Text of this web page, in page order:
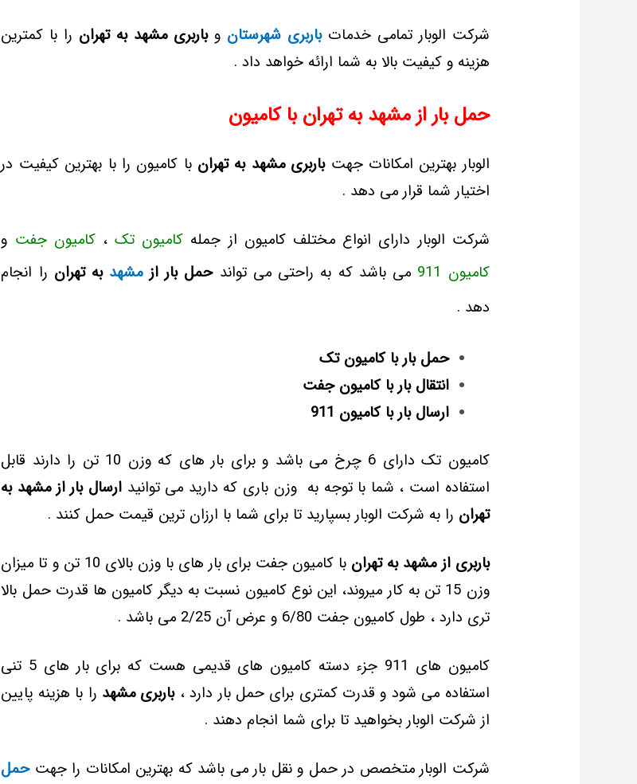
شرکت الوبار تمامی خدماتباربری شهرستان وباربری مشهد به تهران را با کمترین
هزینه و کیفیت بالا به شما ارائه خواهد داد .
حمل بار از مشهد به تهران با کامیون
الوبار بهترین امکانات جهتباربری مشهد به تهران با کامیون را با بهترین کیفیت در
اختیار شما قرار می دهد .
شرکت الوبار دارای انواع مختلف کامیون از جمله کامیون تک، کامیون جفت و
کامیون 911
می باشد که به راحتی می تواندحمل بار ازمشهدبه تهران را انجام
دهد .
حمل بار با کامیون تک
انتقال بار با کامیون جفت
ارسال بار با کامیون 911
کامیون تک دارای 6 چ
رخ می باشد و برای بار های که وزن 10 تن را دارند قابل
استفاده است ، شما با توجه به وزن باری که دارید می توانیدارسال بار از مشهد به
تهران را به شرکت الوبار بسپارید تا برای شما با ارزان ترین قیمت حمل کنند .
باربری از مشهد به تهران
با کامیون جفت برای بار های با وزن بالای 10 تن و تا میزان
وزن 15 تن به کار میروند، این نوع کامیون نسبت به دیگر کامیون ها قدرت حمل بالا
تری دارد ، طول کامیون جفت 6/80 و عرض آن 2/25 می باشد .
کامیون های 911 جزء دسته کامیون های قدیمی هست که برای بار های 5 تنی
استفاده می شود و قدرت کمتری برای حمل بار دارد ، باربری مشهد را با هزینه پایین
از شرکت الوبار بخواهید تا برای شما انجام دهند .
شرکت الوبار متخصص در حمل و نقل بار می باشد که بهترین امکانات را جهت حمل